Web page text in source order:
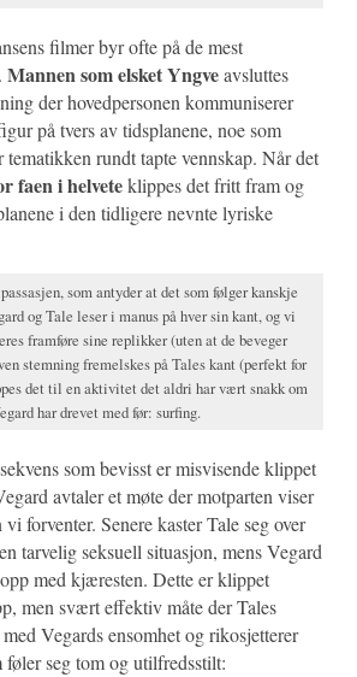
filmer byr ofte på de mest
Mannen som elsket Yngveavsluttes
der hovedpersonen kommuniserer
på tvers av tidsplanene, noe som
rundt tapte vennskap. Når det
faen i helveteklippes det fritt fram og
i den tidligere nevnte lyriske
som antyder at det som følger kanskje
og Tale leser i manus på hver sin kant, og vi
framføre sine replikker (uten at de beveger
stemning fremelskes på Tales kant (perfekt for
det til en aktivitet det aldri har vært snakk om
har drevet med før: surfing.
som bevisst er misvisende klippet
avtaler et møte der motparten viser
forventer. Senere kaster Tale seg over
tarvelig seksuell situasjon, mens Vegard
med kjæresten. Dette er klippet
men svært effektiv måte der Tales
Vegards ensomhet og rikosjetterer
seg tom og utilfredsstilt: